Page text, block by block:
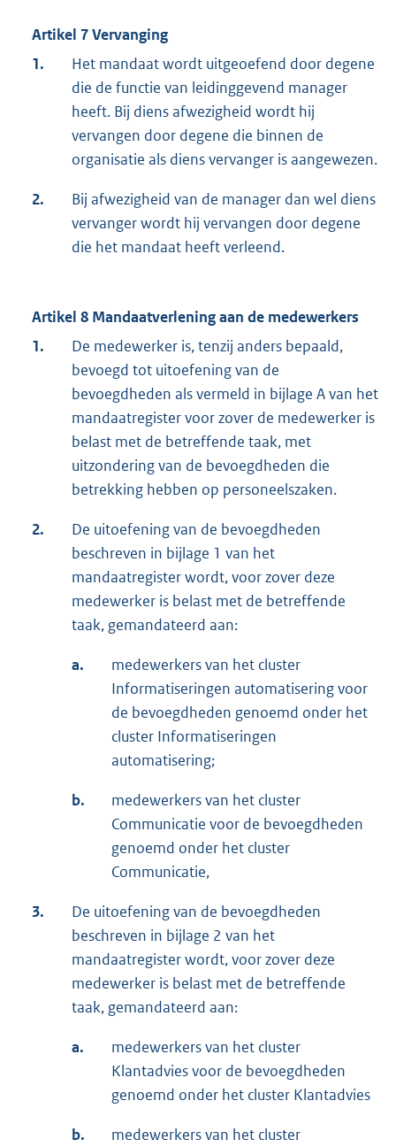
Artikel 7 Vervanging
1.
Het mandaat wordt uitgeoefend door degene
die de functie van leidinggevend manager
heeft. Bij diens afwezigheid wordt hij
vervangen door degene die binnen de
organisatie als diens vervanger is aangewezen.
2.
Bij afwezigheid van de manager dan wel diens
vervanger wordt hij vervangen door degene
die het mandaat heeft verleend.
Artikel 8 Mandaatverlening aan de medewerkers
1.
De medewerker is, tenzij anders bepaald,
bevoegd tot uitoefening van de
bevoegdheden als vermeld in bijlage A van het
mandaatregister voor zover de medewerker is
belast met de betreffende taak, met
uitzondering van de bevoegdheden die
betrekking hebben op personeelszaken.
2.
De uitoefening van de bevoegdheden
beschreven in bijlage 1 van het
mandaatregister wordt, voor zover deze
medewerker is belast met de betreffende
taak, gemandateerd aan:
a.
medewerkers van het cluster
Informatiseringen automatisering voor
de bevoegdheden genoemd onder het
cluster Informatiseringen
automatisering;
b.
medewerkers van het cluster
Communicatie voor de bevoegdheden
genoemd onder het cluster
Communicatie,
3.
De uitoefening van de bevoegdheden
beschreven in bijlage 2 van het
mandaatregister wordt, voor zover deze
medewerker is belast met de betreffende
taak, gemandateerd aan:
a.
medewerkers van het cluster
Klantadvies voor de bevoegdheden
genoemd onder het cluster Klantadvies
b.
medewerkers van het cluster